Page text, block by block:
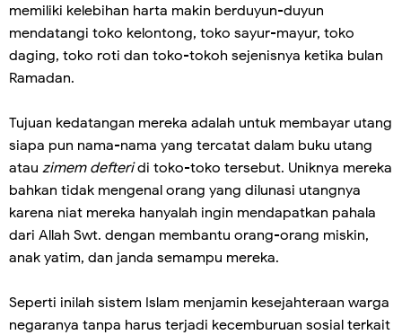
memiliki kelebihan harta makin berduyun-duyun
mendatangi toko kelontong, toko sayur-mayur, toko
daging, toko roti dan toko-tokoh sejenisnya ketika bulan
Ramadan.
Tujuan kedatangan mereka adalah untuk membayar utang
siapa pun nama-nama yang tercatat dalam buku utang
atau zimem defteridi toko-toko tersebut. Uniknya mereka
bahkan tidak mengenal orang yang dilunasi utangnya
karena niat mereka hanyalah ingin mendapatkan pahala
dari Allah Swt. dengan membantu orang-orang miskin,
anak yatim, dan janda semampu mereka.
Seperti inilah sistem Islam menjamin kesejahteraan warga
negaranya tanpa harus terjadi kecemburuan sosial terkait